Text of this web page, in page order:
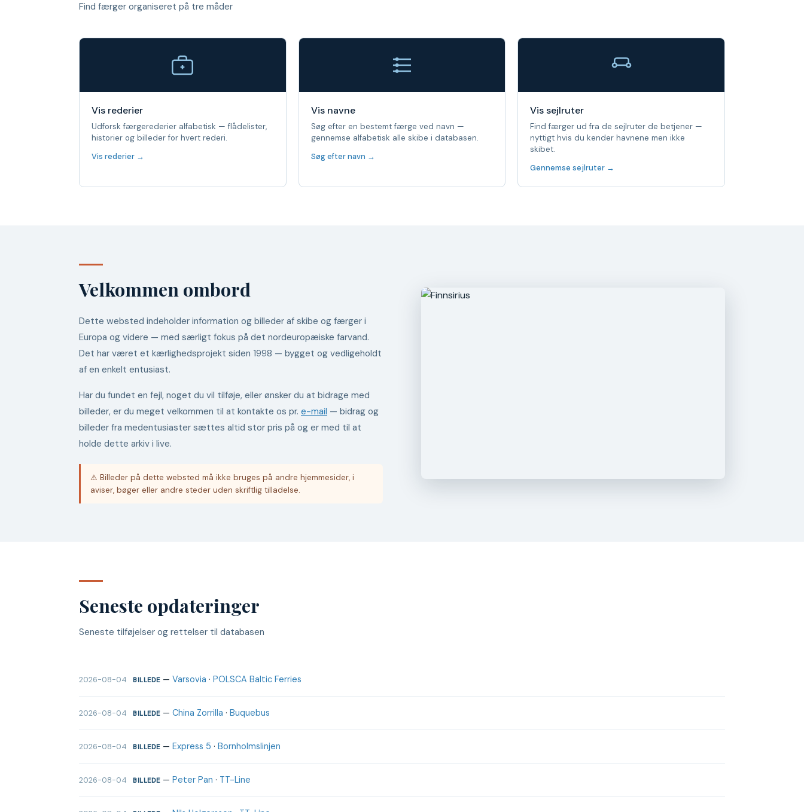
Find færger organiseret på tre måder
Vis rederier
Udforsk færgerederier alfabetisk — flådelister,
historier og billeder for hvert rederi.
Vis rederier →
Vis navne
Søg efter en bestemt færge ved navn —
gennemse alfabetisk alle skibe i databasen.
Søg efter navn →
Vis sejlruter
Find færger ud fra de sejlruter de betjener —
nyttigt hvis du kender havnene men ikke
skibet.
Gennemse sejlruter →
Velkommen ombord
Dette websted indeholder information og billeder af skibe og færger i
Europa og videre — med særligt fokus på det nordeuropæiske farvand.
Det har været et kærlighedsprojekt siden 1998 — bygget og vedligeholdt
af en enkelt entusiast.
Har du fundet en fejl, noget du vil tilføje, eller ønsker du at bidrage med
billeder, er du meget velkommen til at kontakte os pr. e-mail — bidrag og
billeder fra medentusiaster sættes altid stor pris på og er med til at
holde dette arkiv i live.
⚠ Billeder på dette websted må ikke bruges på andre hjemmesider, i
aviser, bøger eller andre steder uden skriftlig tilladelse.
Seneste opdateringer
Seneste tilføjelser og rettelser til databasen
2026-08-04 BILLEDE— Varsovia · POLSCA Baltic Ferries
2026-08-04 BILLEDE— China Zorrilla · Buquebus
2026-08-04 BILLEDE— Express 5 · Bornholmslinjen
2026-08-04 BILLEDE— Peter Pan · TT-Line